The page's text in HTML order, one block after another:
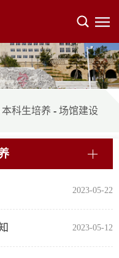
本科生培养 -场馆建设
2023-05-22
2023-05-12